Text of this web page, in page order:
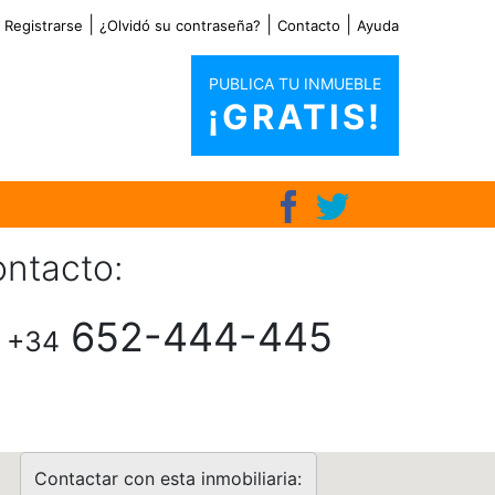
Registrarse ¿Olvidó su contraseña? Contacto Ayuda
PUBLICA TU INMUEBLE
¡GRATIS!
+34 652-444-445
Contactar con esta inmobiliaria: